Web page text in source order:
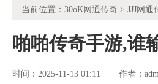
当前位置： 30oK网通传奇 > JJJ网通
啪啪传奇手游,谁
时间：2025-11-13 01:11 作者：